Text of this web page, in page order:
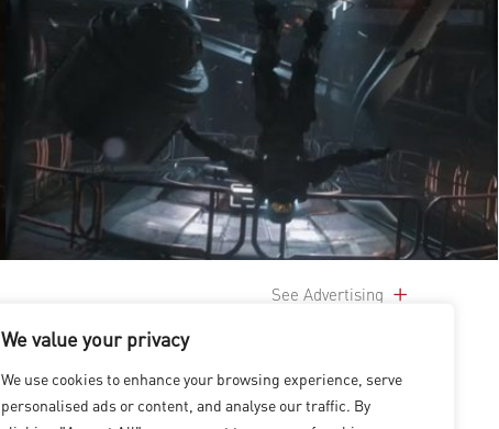
We value your privacy
We use cookies to enhance your browsing experience, serve
personalised ads or content, and analyse our traffic. By
See Advertising